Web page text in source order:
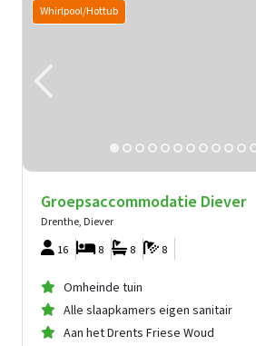
Whirlpool/Hottub
Groepsaccommodatie Diever
Drenthe, Diever
16 8
8
8
Omheinde tuin
Alle slaapkamers eigen sanitair
Aan het Drents Friese Woud